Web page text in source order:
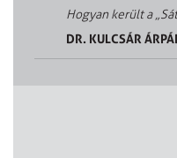
Hogyan került a
DR. KULCSÁR